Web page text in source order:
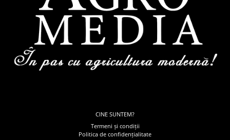
CINE SUNTEM?
Termeni și condiții
Politica de confidențialitate